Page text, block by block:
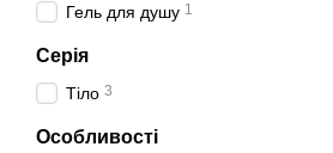
Гель для душу 1
Серія
Тіло 3
Особливості